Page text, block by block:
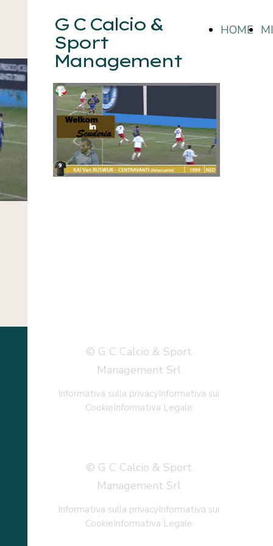
HOME
© G C Calcio & Sport
Management Srl
Informativa sulla privacyInformativa sui
CookieInformativa Legale
G C Calcio &
Sport
Management
© G C Calcio & Sport
Management Srl
Informativa sulla privacyInformativa sui
CookieInformativa Legale